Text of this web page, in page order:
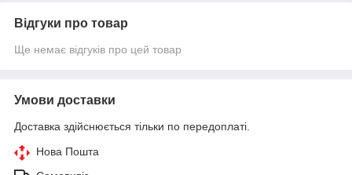
Відгуки про товар
Ще немає відгуків про цей товар
Умови доставки
Доставка здійснюється тільки по передоплаті.
Нова Пошта